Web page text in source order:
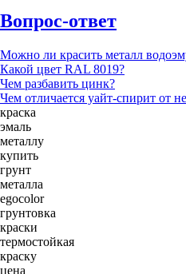
Вопрос-ответ
Можно ли красить металл
Какой цвет RAL 8019?
Чем разбавить цинк?
Чем отличается уайт-спирит от
краска
эмаль
металлу
купить
грунт
металла
egocolor
грунтовка
краски
термостойкая
краску
цена